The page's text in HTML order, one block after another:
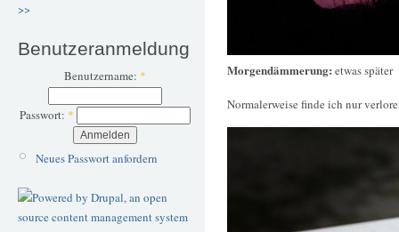
>>
Benutzeranmeldung
Benutzername: *
Passwort: *
Neues Passwort anfordern
Morgendämmerung: etwas später
Normalerweise finde ich nur